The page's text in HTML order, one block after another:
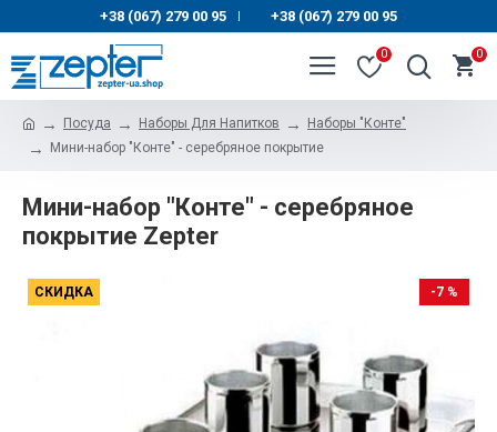
+38 (067) 279 00 95 | +38 (067) 279 00 95
0 0
Посуда Наборы Для Напитков
Наборы "Конте"
Мини-набор "Конте" - серебряное покрытие
Мини-набор "Конте" - серебряное
покрытие Zepter
СКИДКА -7 %